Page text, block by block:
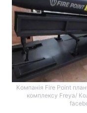
Компанія Fire Point
комплексу Freya/